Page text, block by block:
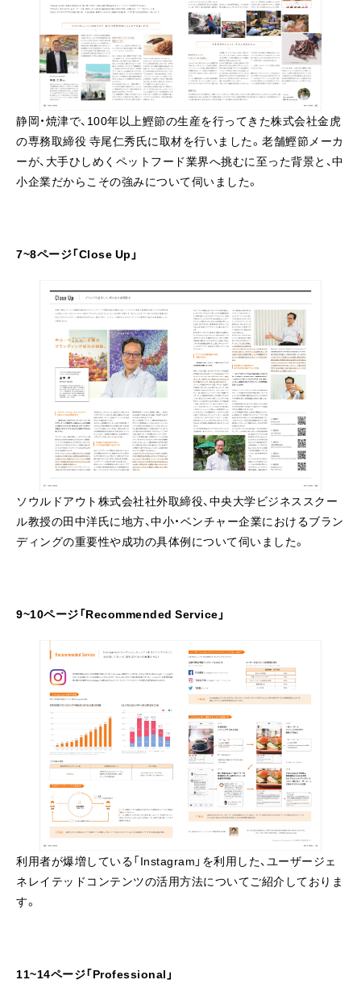
静岡・焼津で、100年以上鰹節の生産を行ってきた株式会社金虎
の専務取締役 寺尾仁秀氏に取材を行いました。老舗鰹節メーカ
ーが、大手ひしめくペットフード業界へ挑むに至った背景と、中
小企業だからこその強みについて伺いました。
7~8ページ「Close Up」
ソウルドアウト株式会社社外取締役、中央大学ビジネススクー
ル教授の田中洋氏に地方、中小・ベンチャー企業におけるブラン
ディングの重要性や成功の具体例について伺いました。
9~10ページ「Recommended Service」
利用者が爆増している「Instagram」を利用した、ユーザージェ
ネレイテッドコンテンツの活用方法についてご紹介しておりま
す。
11~14ページ「Professional」